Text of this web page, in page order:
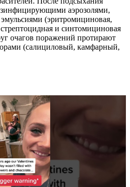
аэрозолями,
(эритромициновая,
и синтомициновая
очагов поражений протирают
(салициловый, камфарный,